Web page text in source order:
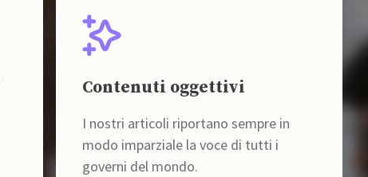
Contenuti oggettivi
I nostri articoli riportano sempre in
modo imparziale la voce di tutti i
governi del mondo.